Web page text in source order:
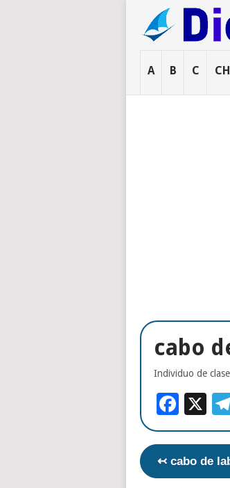
A B C CH
cabo
Individuo de
X
↢ cabo de